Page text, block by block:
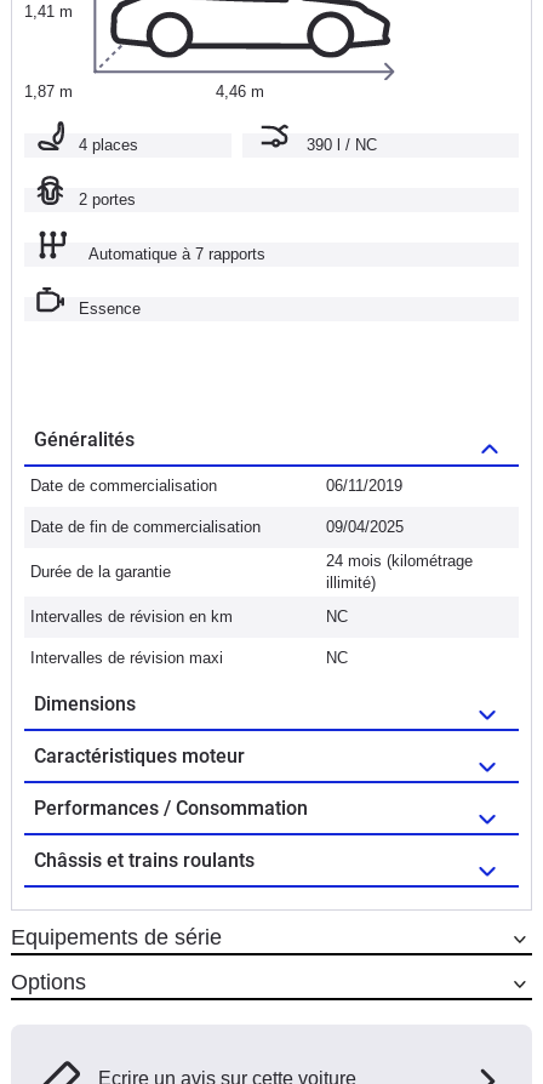
1,41 m
1,87 m 4,46 m
4 places 390 l / NC
2 portes
Automatique à 7 rapports
Essence
Généralités
Date de commercialisation 06/11/2019
Date de fin de commercialisation 09/04/2025
Durée de la garantie
24 mois (kilométrage
illimité)
Intervalles de révision en km
NC
Intervalles de révision maxi NC
Dimensions
Caractéristiques moteur
Performances / Consommation
Châssis et trains roulants
Equipements de série
Options
Ecrire un avis sur cette voiture